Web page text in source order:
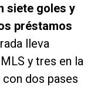
siete goles y
préstamos
lleva
y tres en la
con dos pases